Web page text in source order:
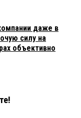
даже в
силу на
объективно